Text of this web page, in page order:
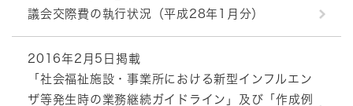
議会交際費の執行状況（平成28年1月分）
2016年2月5日掲載
「社会福祉施設・事業所における新型インフルエン
ザ等発生時の業務継続ガイドライン」及び「作成例